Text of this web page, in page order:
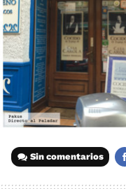
Sin comentarios